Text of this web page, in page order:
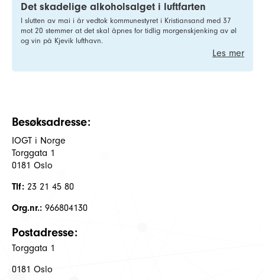
Det skadelige alkoholsalget i luftfarten
I slutten av mai i år vedtok kommunestyret i Kristiansand med 37
mot 20 stemmer at det skal åpnes for tidlig morgenskjenking av øl
og vin på Kjevik lufthavn.
Les mer
Besøksadresse:
IOGT i Norge
Torggata 1
0181 Oslo
Tlf: 23 21 45 80
Org.nr.: 966804130
Postadresse:
Torggata 1
0181 Oslo